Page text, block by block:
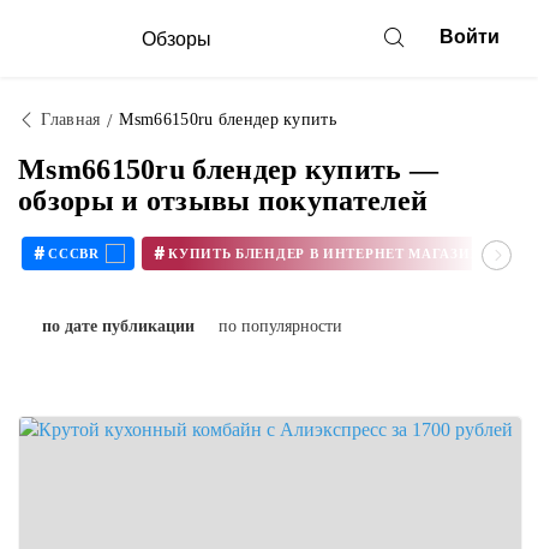
Обзоры Войти
Главная Msm66150ru блендер купить
Msm66150ru блендер купить —
обзоры и отзывы покупателей
# CCCBR #
по дате публикации по популярности